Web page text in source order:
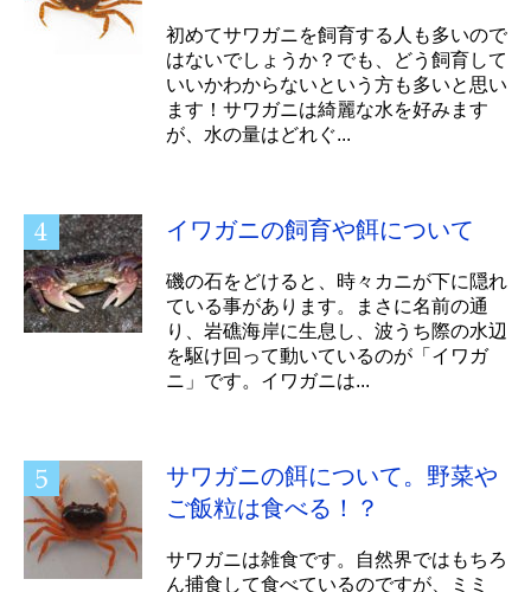
初めてサワガニを飼育する人も多いので
はないでしょうか？でも、どう飼育して
いいかわからないという方も多いと思い
ます！サワガニは綺麗な水を好みます
が、水の量はどれぐ...
イワガニの飼育や餌について
磯の石をどけると、時々カニが下に隠れ
ている事があります。まさに名前の通
り、岩礁海岸に生息し、波うち際の水辺
を駆け回って動いているのが「イワガ
ニ」です。イワガニは...
サワガニの餌について。野菜や
ご飯粒は食べる！？
サワガニは雑食です。自然界ではもちろ
ん捕食して食べているのですが、ミミ